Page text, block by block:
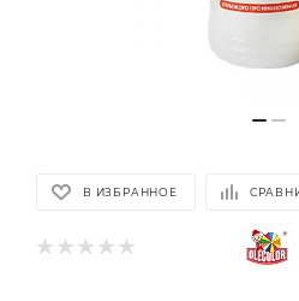
В ИЗБРАННОЕ